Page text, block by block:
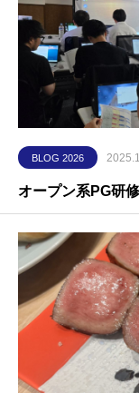
BLOG 2026
オープン系PG研